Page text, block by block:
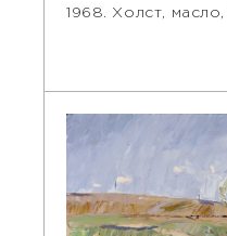
1968. Холст,